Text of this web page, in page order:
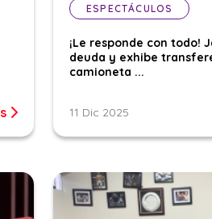
ESPECTÁCULOS
¡Le responde con todo!
deuda y exhibe
camioneta ...
11 Dic 2025